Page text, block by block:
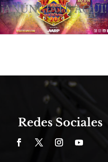
¡ANÚNCIATE AQUÍ!
Redes Sociales